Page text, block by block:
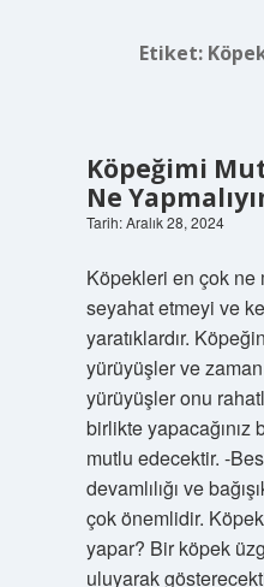
Etiket:
Köpeğimi
Ne
Tarih: Aralık 28, 2024
Köpekleri en çok ne
seyahat etmeyi ve
yaratıklardır.
yürüyüşler ve
yürüyüşler onu
birlikte yapacağınız
mutlu edecektir. -
devamlılığı ve
çok önemlidir.
yapar? Bir köpek
uluyarak